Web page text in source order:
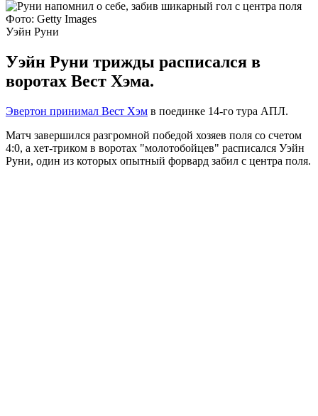
Фото: Getty Images
Уэйн Руни
Уэйн Руни трижды расписался в
воротах Вест Хэма.
Эвертон принимал Вест Хэм в поединке 14-го тура АПЛ.
Матч завершился разгромной победой хозяев поля со счетом
4:0, а хет-триком в воротах "молотобойцев" расписался Уэйн
Руни, один из которых опытный форвард забил с центра поля.